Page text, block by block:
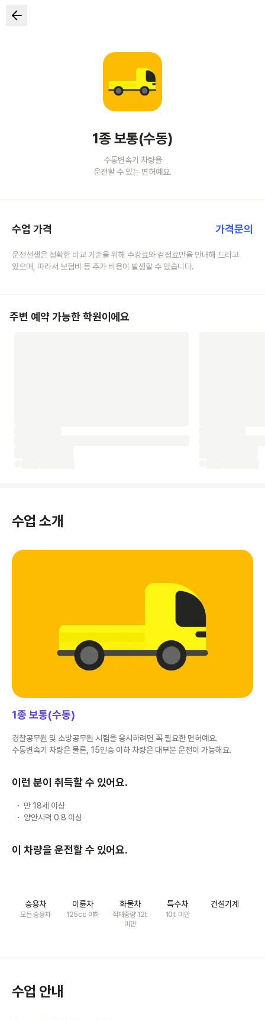
1종 보통(수동)
수동변속기 차량을
운전할 수 있는 면허예요.
수업 가격 가격문의
운전선생은 정확한 비교 기준을 위해 수강료와 검정료만을 안내해 드리고
있으며, 따라서 보험비 등 추가 비용이 발생할 수 있습니다.
주변 예약 가능한 학원이에요
수업 소개
1종 보통(수동)
경찰공무원 및 소방공무원 시험을 응시하려면 꼭 필요한 면허예요.
수동변속기 차량은 물론, 15인승 이하 차량은 대부분 운전이 가능해요.
이런 분이 취득할 수 있어요.
만 18세 이상
양안시력 0.8 이상
이 차량을 운전할 수 있어요.
승용차
모든 승용차
이륜차
125cc 이하
화물차
적재중량 12t
미만
특수차
10t 미만
건설기계
수업 안내